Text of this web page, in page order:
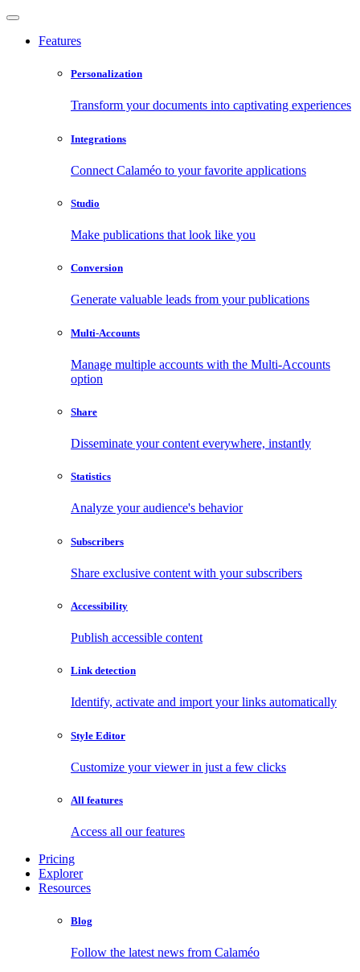
Features
Personalization
Transform your documents into captivating experiences
Integrations
Connect Calaméo to your favorite applications
Studio
Make publications that look like you
Conversion
Generate valuable leads from your publications
Multi-Accounts
Manage multiple accounts with the Multi-Accounts
option
Share
Disseminate your content everywhere, instantly
Statistics
Analyze your audience's behavior
Subscribers
Share exclusive content with your subscribers
Accessibility
Publish accessible content
Link detection
Identify, activate and import your links automatically
Style Editor
Customize your viewer in just a few clicks
All features
Access all our features
Pricing
Explorer
Resources
Blog
Follow the latest news from Calaméo